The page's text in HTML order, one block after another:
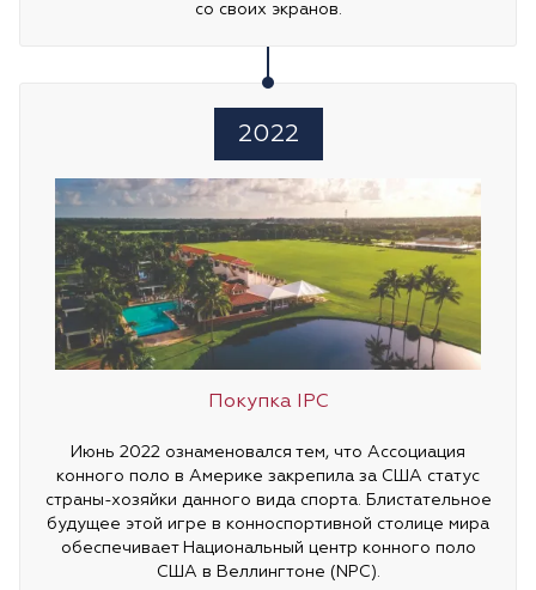
со своих экранов.
2022
Покупка IPC
Июнь 2022 ознаменовался тем, что Ассоциация
конного поло в Америке закрепила за США статус
страны-хозяйки данного вида спорта. Блистательное
будущее этой игре в конноспортивной столице мира
обеспечивает Национальный центр конного поло
США в Веллингтоне (NPC).